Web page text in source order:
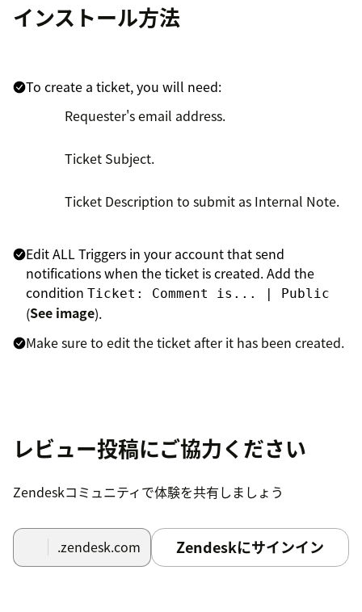
インストール方法
To create a ticket, you will need:
Requester's email address.
Ticket Subject.
Ticket Description to submit as Internal Note.
Edit ALL Triggers in your account that send
notifications when the ticket is created. Add the
condition Ticket: Comment is... | Public
(See image).
Make sure to edit the ticket after it has been created.
レビュー投稿にご協力ください
Zendeskコミュニティで体験を共有しましょう
.zendesk.com Zendeskにサインイン